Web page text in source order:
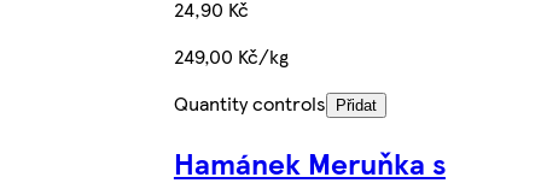
24,90 Kč
249,00 Kč/kg
Quantity controls
Přidat
Hamánek Meruňka s